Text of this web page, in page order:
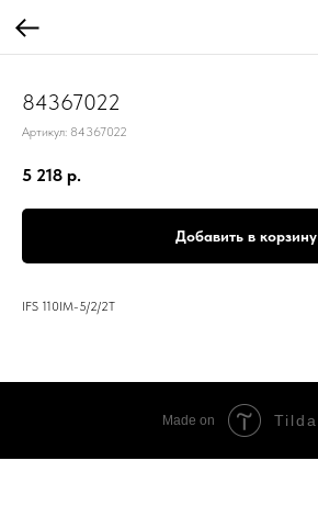
84367022
Артикул: 84367022
5 218 р.
Добавить в корзину
IFS 110IM-5/2/2T
Made on Tilda